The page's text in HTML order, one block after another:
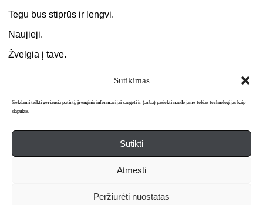
Sutikimas
Siekdami teikti geriausią patirtį, įrenginio informacijai saugoti ir (arba) pasiekti naudojame tokias technologijas kaip
slapukus.
Sutikti
Atmesti
Peržiūrėti nuostatas
Tegu bus stiprūs ir lengvi.
Naujieji.
Žvelgia į tave.
Apie mus Redakcija Prenumerata